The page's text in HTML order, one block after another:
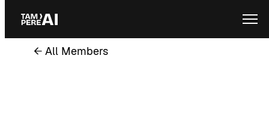
Skip
content
← All Members